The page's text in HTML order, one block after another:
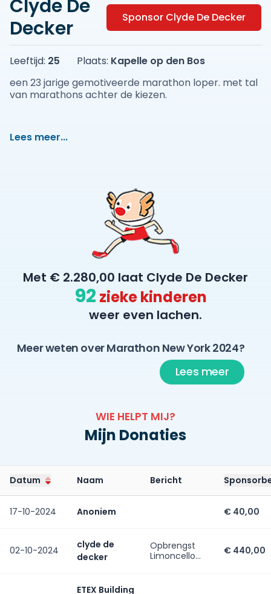
Clyde De
Decker
Sponsor Clyde De Decker
Leeftijd: 25 Plaats: Kapelle op den Bos
een 23 jarige gemotiveerde marathon loper. met tal
van marathons achter de kiezen.
Lees meer...
Met € 2.280,00 laat Clyde De Decker
92 zieke kinderen
weer even lachen.
Meer weten over Marathon New York 2024?
Lees meer
WIE HELPT MIJ?
Mijn Donaties
Datum Naam Bericht
17-10-2024 Anoniem € 40,00
02-10-2024
clyde de
decker
Opbrengst
Limoncello
€ 440,00
ETEX Building